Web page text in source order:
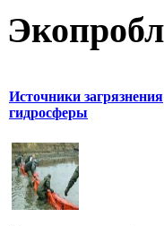
Источники загрязнения
гидросферы